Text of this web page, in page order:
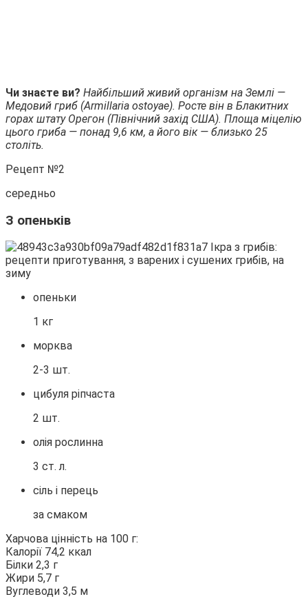
Чи знаєте ви? Найбільший живий організм на Землі —
Медовий гриб (Armillaria ostoyae). Росте він в Блакитних
горах штату Орегон (Північний захід США). Площа міцелію
цього гриба — понад 9,6 км, а його вік — близько 25
століть.
Рецепт №2
середньо
З опеньків
опеньки
1 кг
морква
2-3 шт.
цибуля ріпчаста
2 шт.
олія рослинна
3 ст. л.
сіль і перець
за смаком
Харчова цінність на 100 г:
Калорії 74,2 ккал
Білки 2,3 г
Жири 5,7 г
Вуглеводи 3,5 м